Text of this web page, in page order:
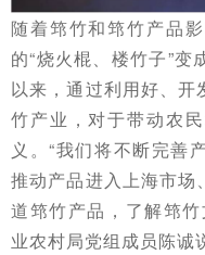
随着筇竹和筇竹产品
的“烧火棍、楼竹子”变
以来，通过利用好、
竹产业，对于带动农
义。“我们将不断完善
推动产品进入上海市场
道筇竹产品，了解筇
业农村局党组成员陈诚